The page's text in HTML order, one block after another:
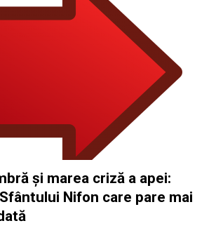
și marea criză a apei:
Nifon care pare mai